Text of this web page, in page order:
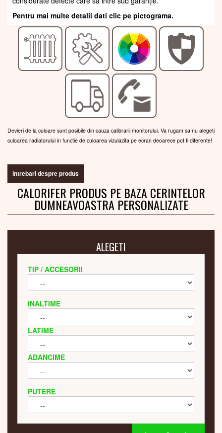
Pentru mai multe detalii dati clic pe pictograma.
Devieri de la culoare sunt posibile din cauza calibrarii monitorului. Va rugam sa nu alegeti
culoarea radiatorului in functie de culoarea vizulazita pe ecran deoarece pot fi diferente!
intrebari despre produs
CALORIFER PRODUS PE BAZA CERINTELOR
DUMNEAVOASTRA PERSONALIZATE
ALEGETI
TIP / ACCESORII
INALTIME
LATIME
ADANCIME
PUTERE